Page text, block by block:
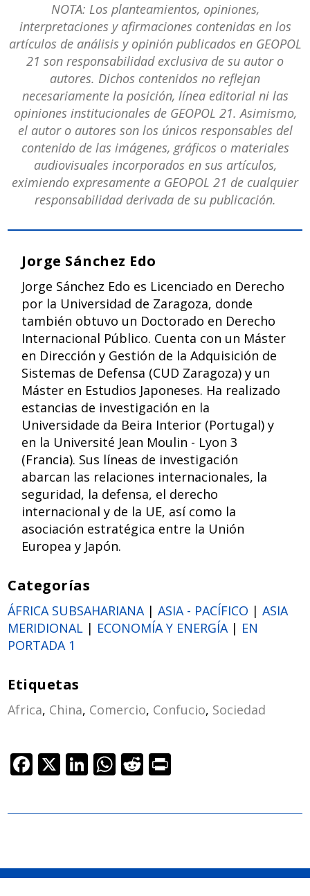
NOTA: Los planteamientos, opiniones,
interpretaciones y afirmaciones contenidas en los
artículos de análisis y opinión publicados en GEOPOL
21 son responsabilidad exclusiva de su autor o
autores. Dichos contenidos no reflejan
necesariamente la posición, línea editorial ni las
opiniones institucionales de GEOPOL 21. Asimismo,
el autor o autores son los únicos responsables del
contenido de las imágenes, gráficos o materiales
audiovisuales incorporados en sus artículos,
eximiendo expresamente a GEOPOL 21 de cualquier
responsabilidad derivada de su publicación.
Jorge Sánchez Edo
Jorge Sánchez Edo es Licenciado en Derecho
por la Universidad de Zaragoza, donde
también obtuvo un Doctorado en Derecho
Internacional Público. Cuenta con un Máster
en Dirección y Gestión de la Adquisición de
Sistemas de Defensa (CUD Zaragoza) y un
Máster en Estudios Japoneses. Ha realizado
estancias de investigación en la
Universidade da Beira Interior (Portugal) y
en la Université Jean Moulin - Lyon 3
(Francia). Sus líneas de investigación
abarcan las relaciones internacionales, la
seguridad, la defensa, el derecho
internacional y de la UE, así como la
asociación estratégica entre la Unión
Europea y Japón.
Categorías
ÁFRICA SUBSAHARIANA|ASIA - PACÍFICO |ASIA
MERIDIONAL | ECONOMÍA Y ENERGÍA| EN
PORTADA 1
Etiquetas
Africa, China, Comercio, Confucio, Sociedad
F
e
o
X Li
k
n
W
at
p
R
d t